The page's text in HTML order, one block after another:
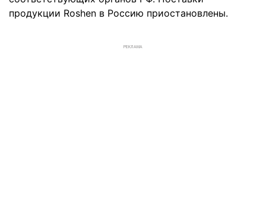
продукции Roshen в Россию приостановлены.
РЕКЛАМА